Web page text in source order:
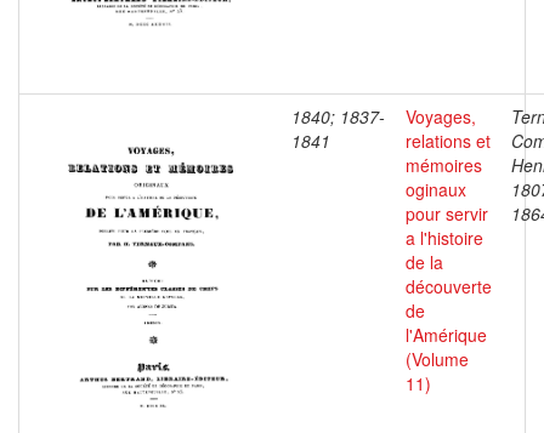
1840; 1837-
1841
Voyages,
relations et
mémoires
oginaux
pour servir
a l'histoire
de la
découverte
de
l'Amérique
(Volume
11)